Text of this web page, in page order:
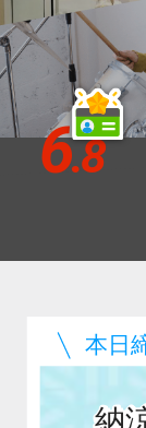
6.8
納